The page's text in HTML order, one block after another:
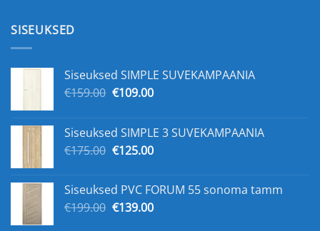
SISEUKSED
Siseuksed SIMPLE SUVEKAMPAANIA
€159.00 Algne
€159.00.
€109.00Praegune
€109.00.
Siseuksed SIMPLE 3 SUVEKAMPAANIA
€175.00 Algne
€175.00.
€125.00Praegune
€125.00.
Siseuksed PVC FORUM 55 sonoma tamm
€199.00 Algne
€139.00Praegune